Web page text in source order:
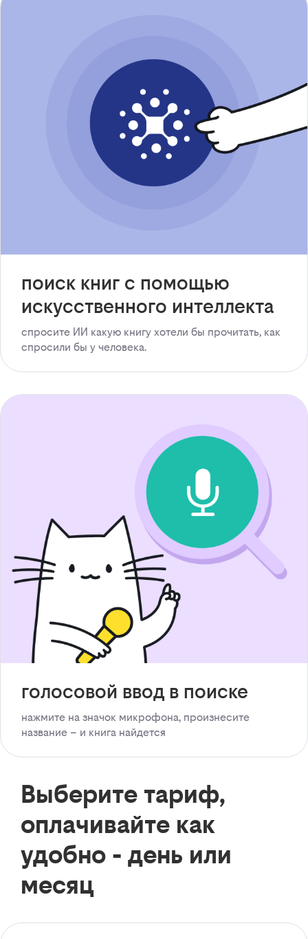
поиск книг с помощью
искусственного интеллекта
спросите ИИ какую книгу хотели бы прочитать, как
спросили бы у человека.
голосовой ввод в поиске
нажмите на значок микрофона, произнесите
название – и книга найдется
Выберите тариф,
оплачивайте как
удобно - день или
месяц